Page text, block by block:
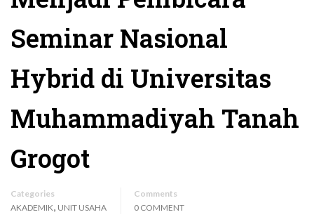
Seminar Nasional
Hybrid di Universitas
Muhammadiyah Tanah
Grogot
Categories
AKADEMIK, UNIT USAHA
Comments
0 COMMENT